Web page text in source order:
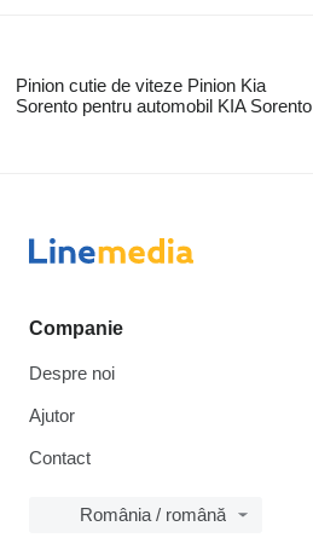
Pinion cutie de viteze Pinion Kia
Sorento pentru automobil KIA Sorento
Companie
Despre noi
Ajutor
Contact
România / română